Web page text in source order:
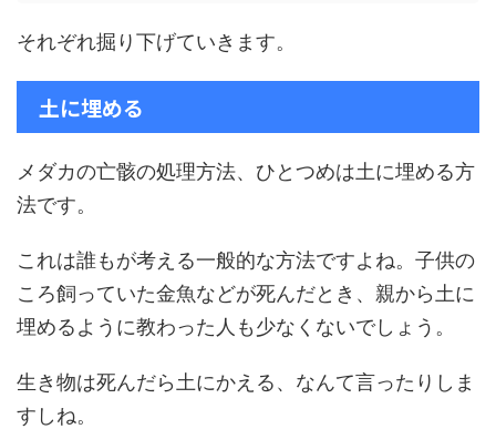
それぞれ掘り下げていきます。
土に埋める
メダカの亡骸の処理方法、ひとつめは土に埋める方
法です。
これは誰もが考える一般的な方法ですよね。子供の
ころ飼っていた金魚などが死んだとき、親から土に
埋めるように教わった人も少なくないでしょう。
生き物は死んだら土にかえる、なんて言ったりしま
すしね。